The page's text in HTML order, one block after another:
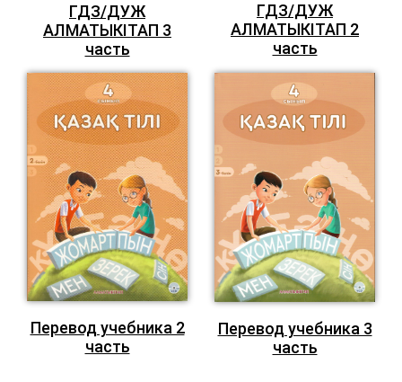
ГДЗ/ДУЖ
АЛМАТЫКIТАП 3
часть
ГДЗ/ДУЖ
АЛМАТЫКIТАП 2
часть
Перевод учебника 2
часть
Перевод учебника 3
часть